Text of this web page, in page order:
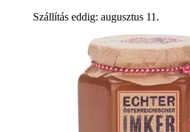
Szállítás eddig: augusztus 11.